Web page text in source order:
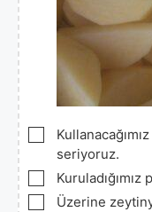
▢
seriyoruz.
▢
▢
Üzerine